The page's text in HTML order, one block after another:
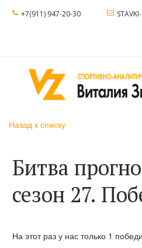
+7(911) 947-20-30
Назад к списку
Битва
сезон 27.
На этот раз у нас только 1